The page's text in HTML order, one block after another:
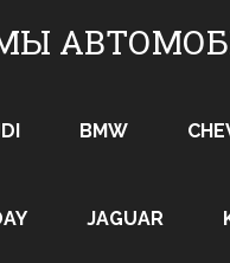
BMW
JAGUAR